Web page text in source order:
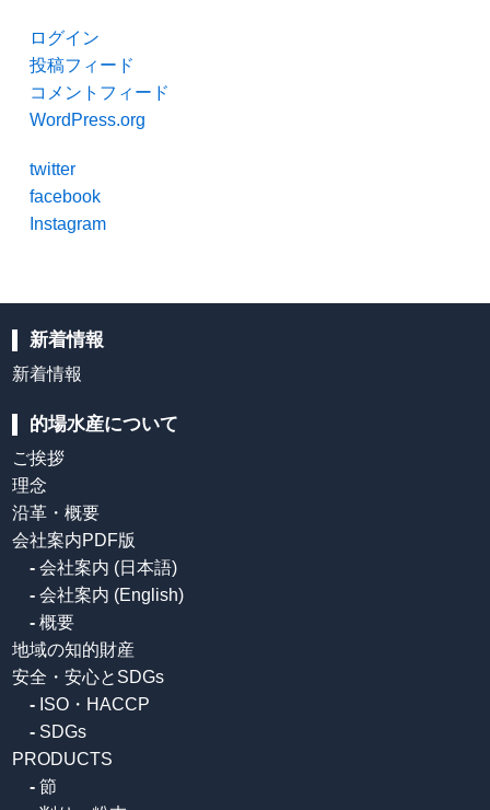
ログイン
投稿フィード
コメントフィード
WordPress.org
twitter
facebook
Instagram
新着情報
新着情報
的場水産について
ご挨拶
理念
沿革・概要
会社案内PDF版
- 会社案内 (日本語)
- 会社案内 (English)
- 概要
地域の知的財産
安全・安心とSDGs
- ISO・HACCP
- SDGs
PRODUCTS
- 節